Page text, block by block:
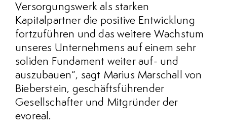
Versorgungswerk als starken
Kapitalpartner die positive Entwicklung
fortzuführen und das weitere Wachstum
unseres Unternehmens auf einem sehr
soliden Fundament weiter auf- und
auszubauen“, sagt Marius Marschall von
Bieberstein, geschäftsführender
Gesellschafter und Mitgründer der
evoreal.